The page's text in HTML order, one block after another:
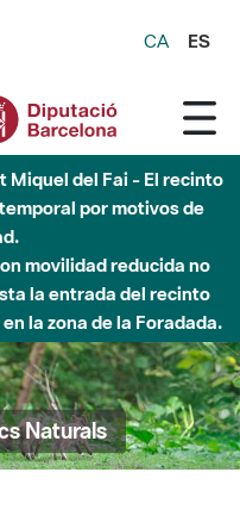
CA ES
Miquel del Fai - El recinto
por motivos de
movilidad reducida no
la entrada del recinto
la zona de la Foradada.
Naturals